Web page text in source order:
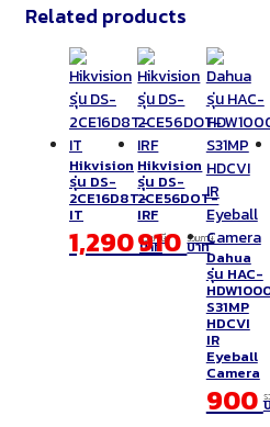
Related products
Hikvision
รุ่น DS-
2CE16D8T-
IT
1,290รวมภาษี
บาท
Hikvision
รุ่น DS-
2CE56DOT-
IRF
910รวมภาษี
บาทDahua
รุ่น HAC-
S31MP
HDCVI
IR
Eyeball
Camera
900ร